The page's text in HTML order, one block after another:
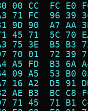
00 CC  FC
71 FC  96
9D 90  A7
45 71  5C
75 3E  B5
70 01  72
A5 FD  B3
09 A5  53
16 A2  D5
AE B3  BC
71 45  71